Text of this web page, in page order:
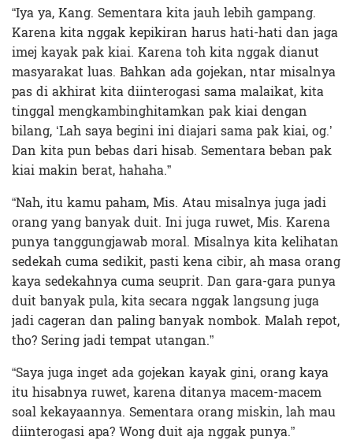
“Iya ya, Kang. Sementara kita jauh lebih gampang.
Karena kita nggak kepikiran harus hati-hati dan jaga
imej kayak pak kiai. Karena toh kita nggak dianut
masyarakat luas. Bahkan ada gojekan, ntar misalnya
pas di akhirat kita diinterogasi sama malaikat, kita
tinggal mengkambinghitamkan pak kiai dengan
bilang, ‘Lah saya begini ini diajari sama pak kiai, og.’
Dan kita pun bebas dari hisab. Sementara beban pak
kiai makin berat, hahaha.”
“Nah, itu kamu paham, Mis. Atau misalnya juga jadi
orang yang banyak duit. Ini juga ruwet, Mis. Karena
punya tanggungjawab moral. Misalnya kita kelihatan
sedekah cuma sedikit, pasti kena cibir, ah masa orang
kaya sedekahnya cuma seuprit. Dan gara-gara punya
duit banyak pula, kita secara nggak langsung juga
jadi cageran dan paling banyak nombok. Malah repot,
tho? Sering jadi tempat utangan.”
“Saya juga inget ada gojekan kayak gini, orang kaya
itu hisabnya ruwet, karena ditanya macem-macem
soal kekayaannya. Sementara orang miskin, lah mau
diinterogasi apa? Wong duit aja nggak punya.”